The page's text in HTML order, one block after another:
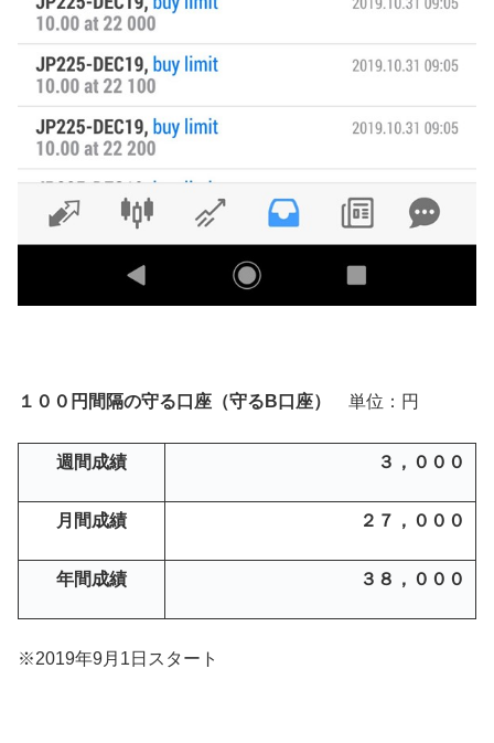
１００円間隔の守る口座（守るB口座） 単位：円
週間成績 ３，０００
月間成績 ２７，０００
年間成績 ３８，０００
※2019年9月1日スタート